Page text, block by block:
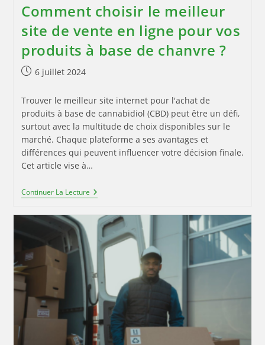
Comment choisir le meilleur
site de vente en ligne pour vos
produits à base de chanvre ?
Publication
6 juillet 2024
Trouver le meilleur site internet pour l'achat de
produits à base de cannabidiol (CBD) peut être un défi,
surtout avec la multitude de choix disponibles sur le
marché. Chaque plateforme a ses avantages et
différences qui peuvent influencer votre décision finale.
Cet article vise à…
Continuer La LectureComment
Choisir
Meilleur
Site
Vente
En
Ligne
Pour
Vos
Produits
À
Base
De
Chanvre